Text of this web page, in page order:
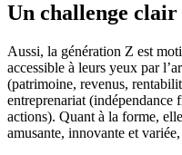
Un challenge clair
Aussi, la génération Z est
accessible à leurs yeux par
(patrimoine, revenus,
entreprenariat (indépendance
actions). Quant à la forme,
amusante, innovante et